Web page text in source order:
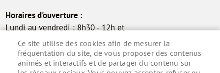
Horaires d'ouverture :
Lundi au vendredi : 8h30 - 12h et
13h30 - 17h30
Samedi : 9h - 12h (permanence
état civil)
Ce site utilise des cookies afin de mesurer la
fréquentation du site, de vous proposer des contenus
animés et interactifs et de partager du contenu sur